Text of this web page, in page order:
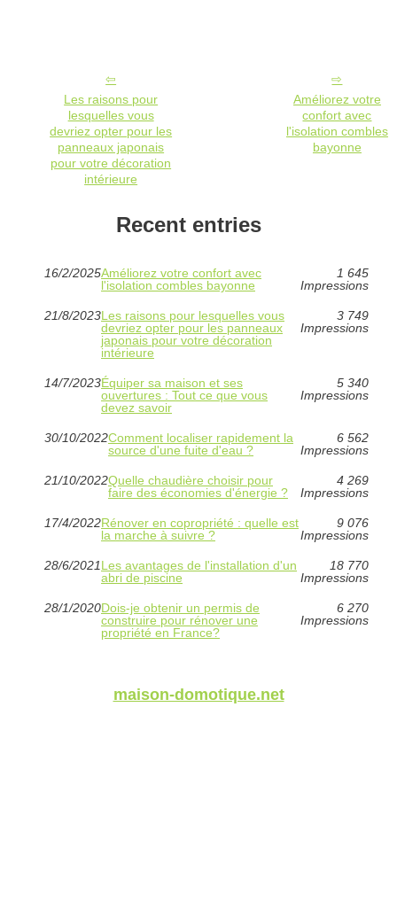
Les raisons pour
lesquelles vous
devriez opter pour les
panneaux japonais
pour votre décoration
intérieure
Améliorez votre
confort avec
l'isolation combles
bayonne
Recent entries
16/2/2025Améliorez votre confort avec
l'isolation combles bayonne
1 645
Impressions
21/8/2023Les raisons pour lesquelles vous
devriez opter pour les panneaux
japonais pour votre décoration
intérieure
3 749
Impressions
14/7/2023Équiper sa maison et ses
ouvertures : Tout ce que vous
devez savoir
5 340
Impressions
30/10/2022Comment localiser rapidement la
source d'une fuite d'eau ?
6 562
Impressions
21/10/2022Quelle chaudière choisir pour
faire des économies d'énergie ?
4 269
Impressions
17/4/2022Rénover en copropriété : quelle est
la marche à suivre ?
9 076
Impressions
28/6/2021Les avantages de l'installation d'un
abri de piscine
18 770
Impressions
28/1/2020Dois-je obtenir un permis de
construire pour rénover une
propriété en France?
6 270
Impressions
maison-domotique.net